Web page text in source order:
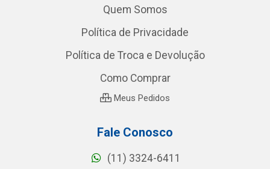
Quem Somos
Política de Privacidade
Política de Troca e Devolução
Como Comprar
Meus Pedidos
Fale Conosco
(11) 3324-6411